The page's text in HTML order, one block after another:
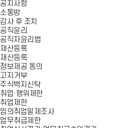
공지사항
소통방
감사 후 조치
공직윤리
공직자윤리법
재산등록
재산등록
정보제공 동의
고지거부
주식백지신탁
취업·행위제한
취업제한
임의취업일제조사
업무취급제한